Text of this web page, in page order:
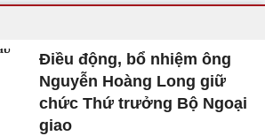
Điều động, bổ nhiệm ông
Nguyễn Hoàng Long giữ
chức Thứ trưởng Bộ Ngoại
giao